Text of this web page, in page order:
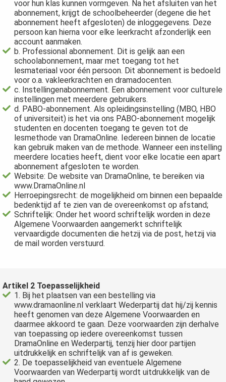
voor hun klas kunnen vormgeven. Na het afsluiten van het
abonnement, krijgt de schoolbeheerder (degene die het
abonnement heeft afgesloten) de inloggegevens. Deze
persoon kan hierna voor elke leerkracht afzonderlijk een
account aanmaken.
b. Professional abonnement. Dit is gelijk aan een
schoolabonnement, maar met toegang tot het
lesmateriaal voor één persoon. Dit abonnement is bedoeld
voor o.a. vakleerkrachten en dramadocenten.
c. Instellingenabonnement. Een abonnement voor culturele
instellingen met meerdere gebruikers.
d. PABO-abonnement. Als opleidingsinstelling (MBO, HBO
of universiteit) is het via ons PABO-abonnement mogelijk
studenten en docenten toegang te geven tot de
lesmethode van DramaOnline. Iedereen binnen de locatie
kan gebruik maken van de methode. Wanneer een instelling
meerdere locaties heeft, dient voor elke locatie een apart
abonnement afgesloten te worden.
Website: De website van DramaOnline, te bereiken via
www.DramaOnline.nl
Herroepingsrecht: de mogelijkheid om binnen een bepaalde
bedenktijd af te zien van de overeenkomst op afstand;
Schriftelijk: Onder het woord schriftelijk worden in deze
Algemene Voorwaarden aangemerkt schriftelijk
vervaardigde documenten die hetzij via de post, hetzij via
de mail worden verstuurd.
Artikel 2 Toepasselijkheid
1. Bij het plaatsen van een bestelling via
www.dramaonline.nl verklaart Wederpartij dat hij/zij kennis
heeft genomen van deze Algemene Voorwaarden en
daarmee akkoord te gaan. Deze voorwaarden zijn derhalve
van toepassing op iedere overeenkomst tussen
DramaOnline en Wederpartij, tenzij hier door partijen
uitdrukkelijk en schriftelijk van af is geweken.
2. De toepasselijkheid van eventuele Algemene
Voorwaarden van Wederpartij wordt uitdrukkelijk van de
worden
om
te
over
van
op
gebruikt
te
de
Hierdoor
website-